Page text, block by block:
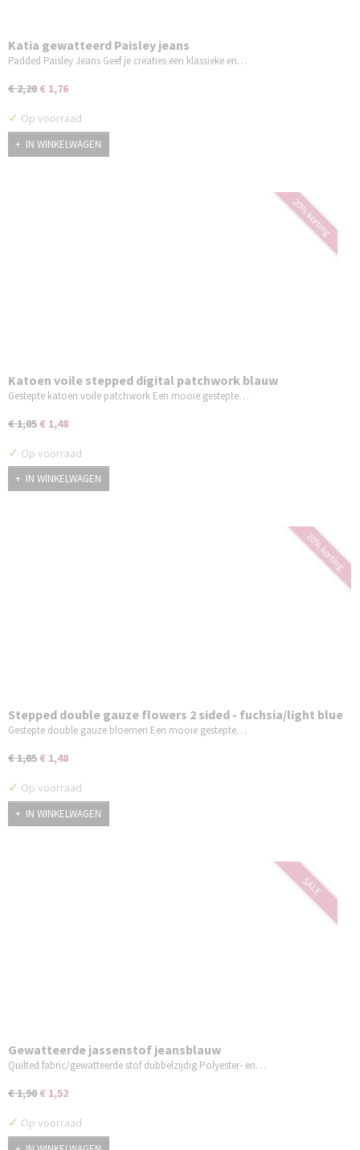
Katia gewatteerd Paisley jeans
Padded Paisley Jeans Geef je creaties een klassieke en…
€ 2,20€ 1,76
✓ Op voorraad
IN WINKELWAGEN
20% korting
Katoen voile stepped digital patchwork blauw
Gestepte katoen voile patchwork Een mooie gestepte…
€ 1,85€ 1,48
✓ Op voorraad
IN WINKELWAGEN
20% korting
Stepped double gauze flowers 2 sided - fuchsia/light blue
Gestepte double gauze bloemen Een mooie gestepte…
€ 1,85€ 1,48
✓ Op voorraad
IN WINKELWAGEN
SALE
Gewatteerde jassenstof jeansblauw
Quilted fabric/gewatteerde stof dubbelzijdig Polyester- en…
€ 1,90€ 1,52
✓ Op voorraad